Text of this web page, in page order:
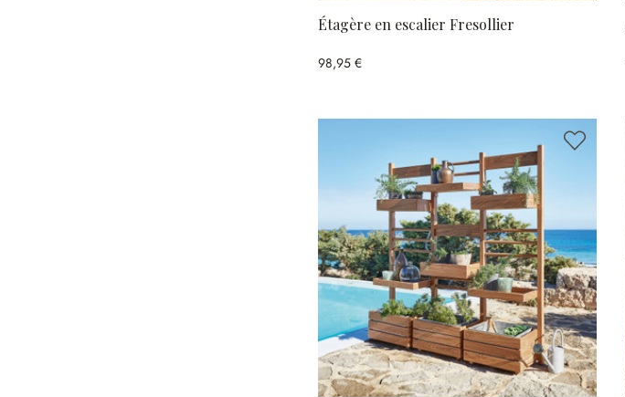
Étagère en escalier Fresollier
98,95 €